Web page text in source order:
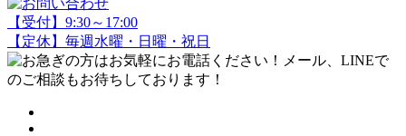
【受付】9:30～17:00
【定休】毎週水曜・日曜・祝日